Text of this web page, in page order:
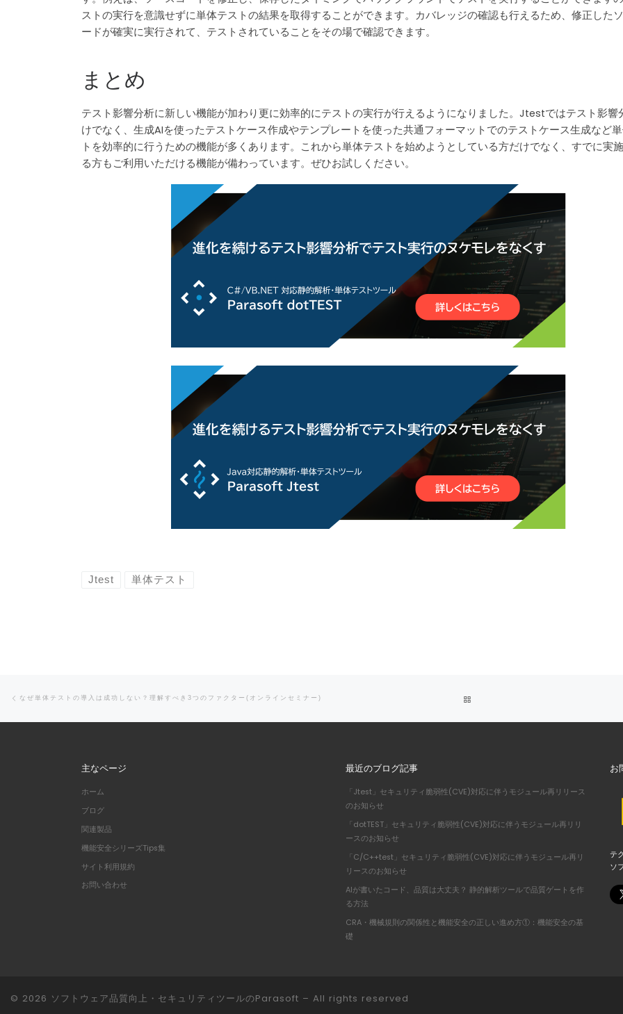
ストの実行を意識せずに単体テストの結果を取得することができます。カバレッジの確認も行えるため、修正した
ードが確実に実行されて、テストされていることをその場で確認できます。
まとめ
テスト影響分析に新しい機能が加わり更に効率的にテストの実行が行えるようになりました。Jtestではテスト影響
けでなく、生成AIを使ったテストケース作成やテンプレートを使った共通フォーマットでのテストケース生成など
トを効率的に行うための機能が多くあります。これから単体テストを始めようとしている方だけでなく、すでに実
る方もご利用いただける機能が備わっています。ぜひお試しください。
Jtest 単体テスト
Post navigation
なぜ単体テストの導入は成功しない？理解すべき3つのファクター(オンラインセミナー)
主なページ
ホーム
ブログ
関連製品
機能安全シリーズTips集
サイト利用規約
お問い合わせ
最近のブログ記事
「Jtest」セキュリティ脆弱性(CVE)対応に伴うモジュール再リリース
のお知らせ
「dotTEST」セキュリティ脆弱性(CVE)対応に伴うモジュール再リリ
ースのお知らせ
「C/C++test」セキュリティ脆弱性(CVE)対応に伴うモジュール再リ
リースのお知らせ
AIが書いたコード、品質は大丈夫？ 静的解析ツールで品質ゲートを作
る方法
CRA・機械規則の関係性と機能安全の正しい進め方①：機能安全の基
礎
お
テ
ソ
© 2026 ソフトウェア品質向上・セキュリティツールのParasoft – All rights reserved